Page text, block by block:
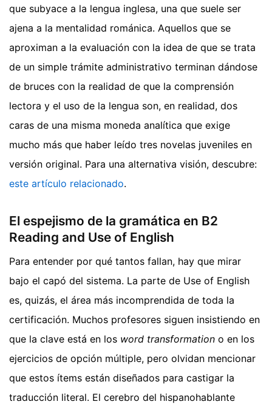
que subyace a la lengua inglesa, una que suele ser
ajena a la mentalidad románica. Aquellos que se
aproximan a la evaluación con la idea de que se trata
de un simple trámite administrativo terminan dándose
de bruces con la realidad de que la comprensión
lectora y el uso de la lengua son, en realidad, dos
caras de una misma moneda analítica que exige
mucho más que haber leído tres novelas juveniles en
versión original. Para una alternativa visión, descubre:
este artículo relacionado.
El espejismo de la gramática en B2
Reading and Use of English
Para entender por qué tantos fallan, hay que mirar
bajo el capó del sistema. La parte de Use of English
es, quizás, el área más incomprendida de toda la
certificación. Muchos profesores siguen insistiendo en
que la clave está en los word transformation o en los
ejercicios de opción múltiple, pero olvidan mencionar
que estos ítems están diseñados para castigar la
traducción literal. El cerebro del hispanohablante